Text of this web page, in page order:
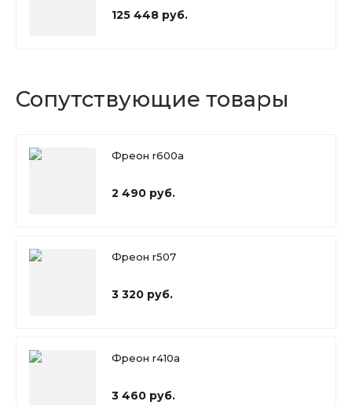
125 448 руб.
Сопутствующие товары
Фреон r600a
2 490 руб.
Фреон r507
3 320 руб.
Фреон r410a
3 460 руб.